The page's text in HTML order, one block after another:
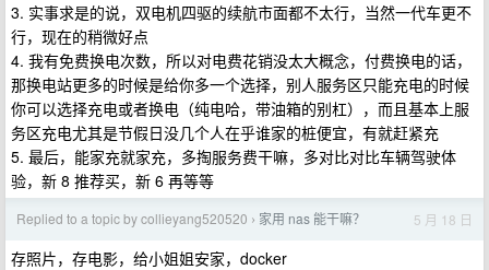
3. 实事求是的说，双电机四驱的续航市面都不太行，当然一代车更不
行，现在的稍微好点
4. 我有免费换电次数，所以对电费花销没太大概念，付费换电的话，
那换电站更多的时候是给你多一个选择，别人服务区只能充电的时候
你可以选择充电或者换电（纯电哈，带油箱的别杠），而且基本上服
务区充电尤其是节假日没几个人在乎谁家的桩便宜，有就赶紧充
5. 最后，能家充就家充，多掏服务费干嘛，多对比对比车辆驾驶体
验，新 8 推荐买，新 6 再等等
Replied to a topic by collieyang520520 › 家用 nas 能干嘛？ 5 月 18 日
存照片，存电影，给小姐姐安家，docker